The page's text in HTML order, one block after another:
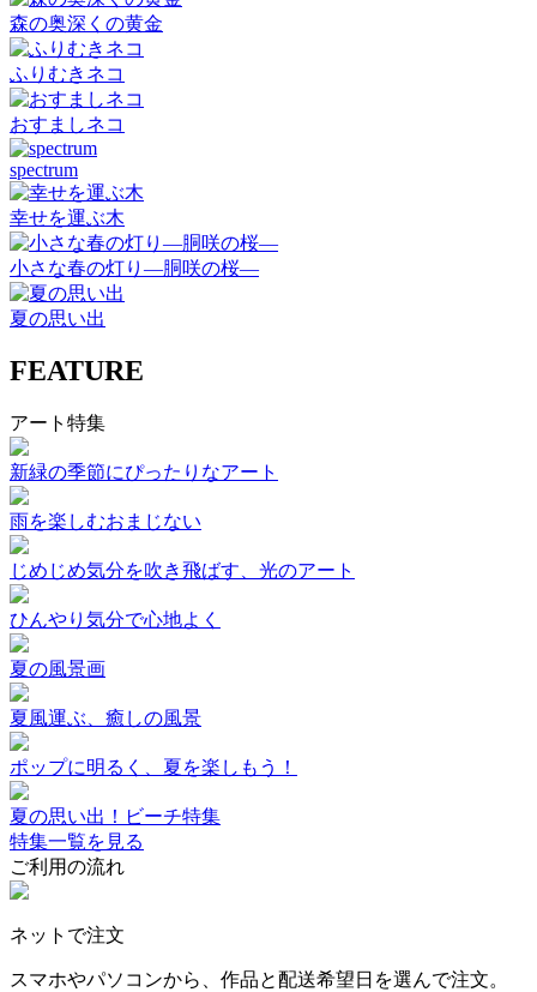
森の奥深くの黄金
ふりむきネコ
おすましネコ
spectrum
幸せを運ぶ木
小さな春の灯り―胴咲の桜―
夏の思い出
FEATURE
アート特集
新緑の季節にぴったりなアート
雨を楽しむおまじない
じめじめ気分を吹き飛ばす、光のアート
ひんやり気分で心地よく
夏の風景画
夏風運ぶ、癒しの風景
ポップに明るく、夏を楽しもう！
夏の思い出！ビーチ特集
特集一覧を見る
ご利用の流れ
ネットで注文
スマホやパソコンから、作品と配送希望日を選んで注文。